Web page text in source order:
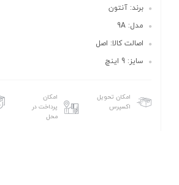
برند: آنتون
مدل: 9A
اصالت کالا: اصل
سایز: 9 اینچ
امکان تحویل
اکسپرس
امکان
پرداخت در
محل